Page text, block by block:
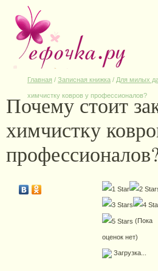
Главная / Записная книжка / Для милых
химчистку ковров у профессионалов?
Почему стоит
химчистку
(Пока
оценок нет)
Загрузка...